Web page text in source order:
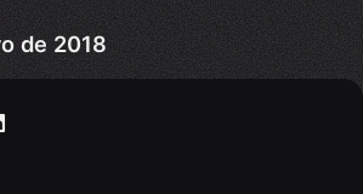
de 2018